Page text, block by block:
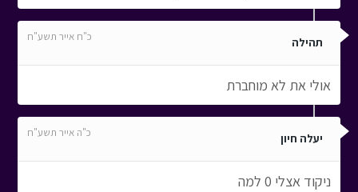
תהילה כ"ח אייר תשע"ח
אולי את לא מוחברת
יעלה חיון כ"ה אייר תשע"ח
ניקוד אצלי 0 למה